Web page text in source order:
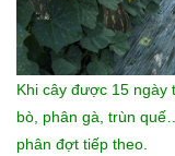
Khi cây được 15 ngày
bò, phân gà, trùn
phân đợt tiếp theo.